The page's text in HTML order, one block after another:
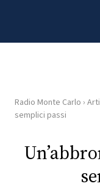
HOME
RADIO
Radio Monte Carlo ›
semplici passi